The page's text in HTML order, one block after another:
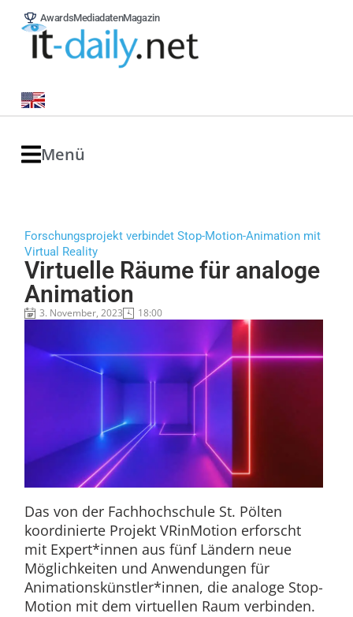
AwardsMediadatenMagazin
Menü
Forschungsprojekt verbindet Stop-Motion-Animation mit
Virtual Reality
Virtuelle Räume für analoge
Animation
3. November, 2023 18:00
Das von der Fachhochschule St. Pölten
koordinierte Projekt VRinMotion erforscht
mit Expert*innen aus fünf Ländern neue
Möglichkeiten und Anwendungen für
Animationskünstler*innen, die analoge Stop-
Motion mit dem virtuellen Raum verbinden.